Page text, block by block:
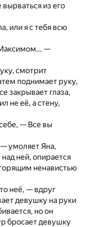
из его
или я с тебя всю
—
смотрит
поднимает руку,
закрывает глаза,
не её, а стену,
— Все вы
умоляет Яна,
ней, опирается
ненавистью
неё, — вдруг
девушку на руки
но он
бросает девушку